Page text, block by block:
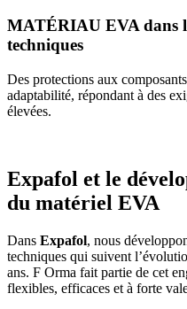
MATÉRIAU EVA dans
techniques
Des protections aux
adaptabilité, répondant à des
élevées.
Expafol et le
du matériel EVA
Dans Expafol, nous
techniques qui suivent
ans. F Orma fait partie de cet
flexibles, efficaces et à forte